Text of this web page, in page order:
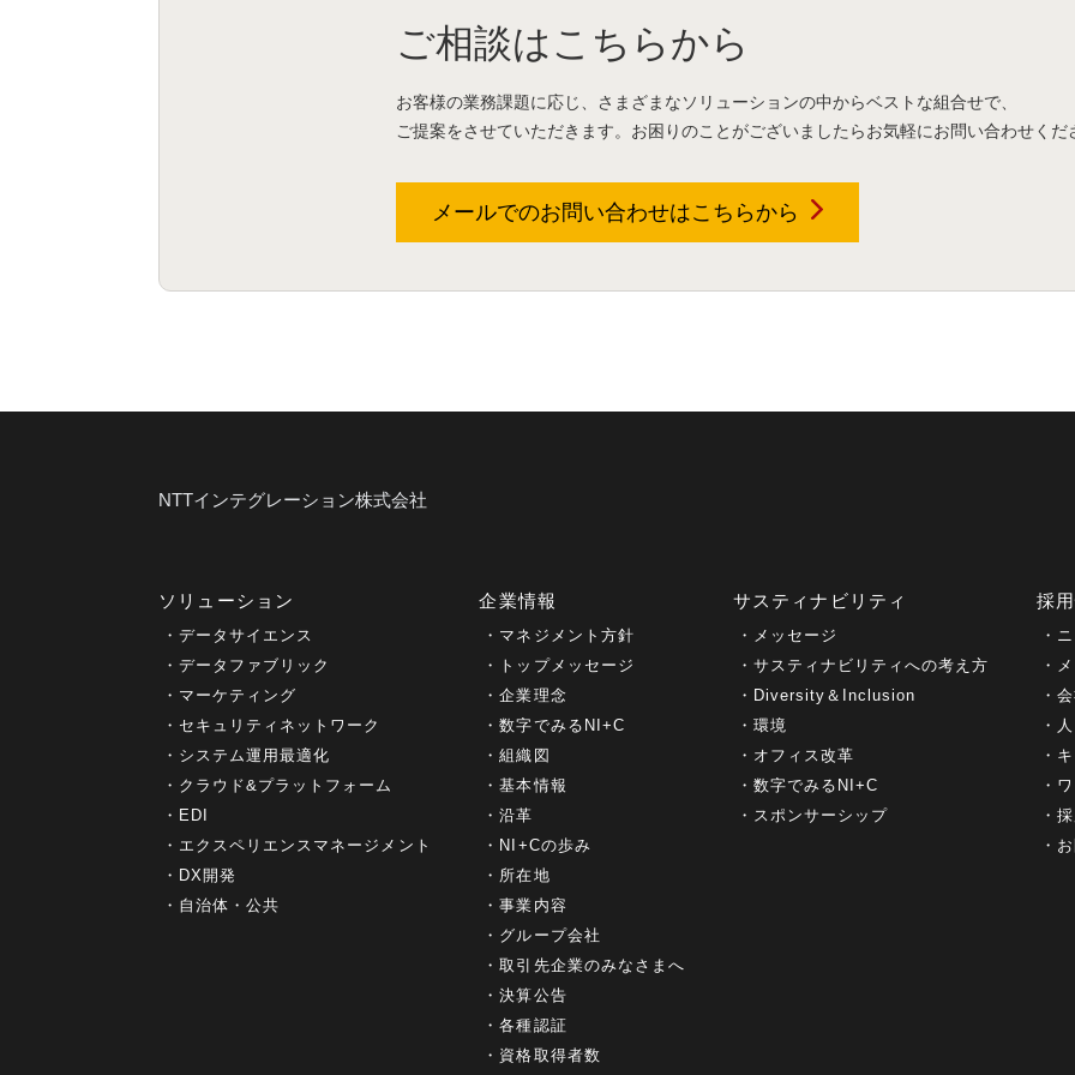
ご相談はこちらから
お客様の業務課題に応じ、さまざまなソリューションの中からベストな組合せで、
ご提案をさせていただきます。お困りのことがございましたらお気軽にお問い合わせくだ
メールでのお問い合わせはこちらから
NTTインテグレーション株式会社
ソリューション
データサイエンス
データファブリック
マーケティング
セキュリティネットワーク
システム運用最適化
クラウド&プラットフォーム
EDI
エクスペリエンスマネージメント
DX開発
自治体・公共
企業情報
マネジメント方針
トップメッセージ
企業理念
数字でみるNI+C
組織図
基本情報
沿革
NI+Cの歩み
所在地
事業内容
グループ会社
取引先企業のみなさまへ
決算公告
各種認証
資格取得者数
サスティナビリティ
メッセージ
サスティナビリティへの考え方
Diversity＆Inclusion
環境
オフィス改革
数字でみるNI+C
スポンサーシップ
採